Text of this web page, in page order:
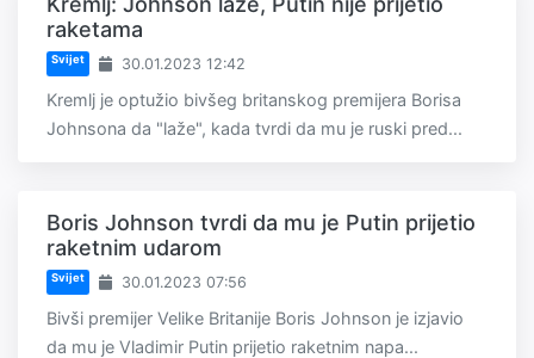
raketama
Svijet 30.01.2023 12:42
Kremlj je optužio bivšeg britanskog premijera Borisa
Johnsona da "laže", kada tvrdi da mu je ruski pred...
Boris Johnson tvrdi da mu je Putin prijetio
raketnim udarom
Svijet 30.01.2023 07:56
Bivši premijer Velike Britanije Boris Johnson je izjavio
da mu je Vladimir Putin prijetio raketnim napa...